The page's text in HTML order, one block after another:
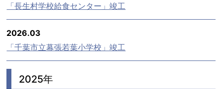
「長生村学校給食センター」竣工
2026.03
「千葉市立幕張若葉小学校」竣工
2025年